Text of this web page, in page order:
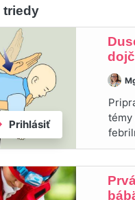
pre
triedy
Prihlásiť
témy